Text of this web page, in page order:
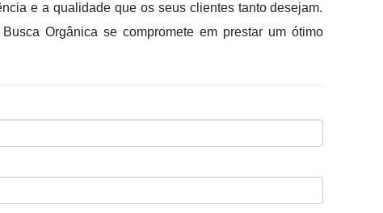
e a qualidade que os seus clientes tanto desejam.
Orgânica se compromete em prestar um ótimo